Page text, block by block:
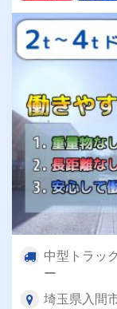
中型トラッ
ー
埼玉県入間